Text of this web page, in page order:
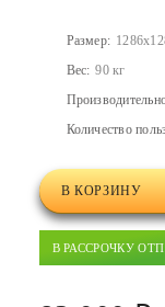
Размер:
Вес: 90 кг
Количество
В КОРЗИНУ
В РАССРОЧКУ